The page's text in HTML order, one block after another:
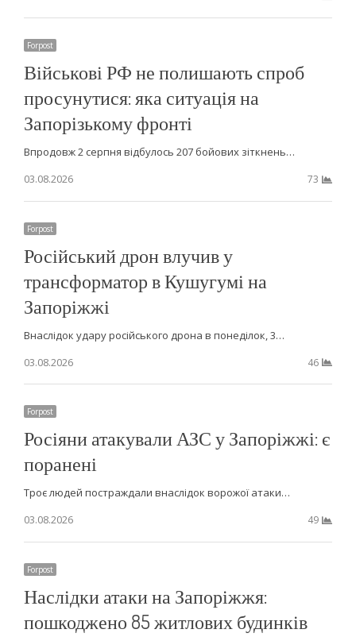
Forpost
Військові РФ не полишають спроб
просунутися: яка ситуація на
Запорізькому фронті
Впродовж 2 серпня відбулось 207 бойових зіткнень…
03.08.2026
73
Forpost
Російський дрон влучив у
трансформатор в Кушугумі на
Запоріжжі
Внаслідок удару російського дрона в понеділок, 3…
03.08.2026
46
Forpost
Росіяни атакували АЗС у Запоріжжі: є
поранені
Троє людей постраждали внаслідок ворожої атаки…
03.08.2026
49
Forpost
Наслідки атаки на Запоріжжя:
пошкоджено 85 житлових будинків